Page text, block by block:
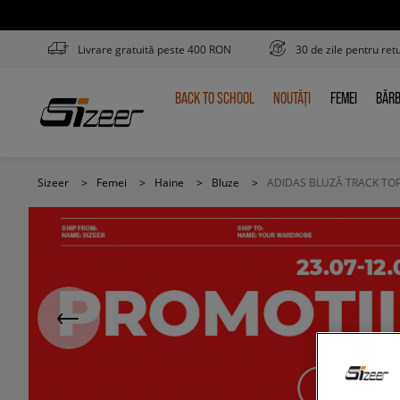
Livrare gratuită peste 400 RON 30 de zile pentru
BACK
BACK TO SCHOOL NOUTĂȚI
NOUTĂȚI FEMEI
FEMEI
Sizeer > Femei > Haine > Bluze > ADIDAS BLUZĂ TRACK